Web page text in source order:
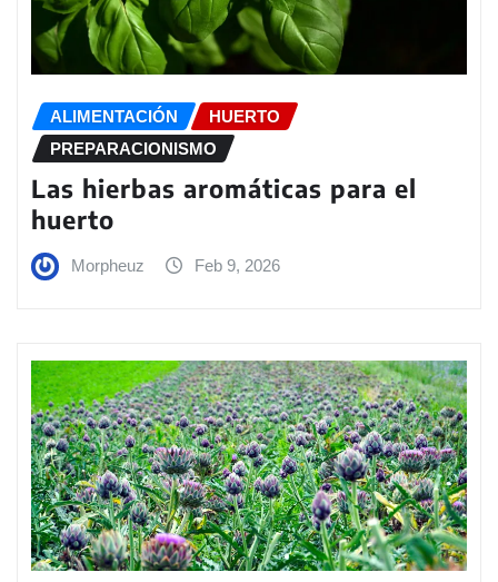
ALIMENTACIÓN
HUERTO
PREPARACIONISMO
Las hierbas aromáticas para el
huerto
Morpheuz Feb 9, 2026